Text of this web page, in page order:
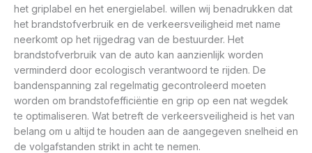
het griplabel en het energielabel. willen wij benadrukken dat
het brandstofverbruik en de verkeersveiligheid met name
neerkomt op het rijgedrag van de bestuurder. Het
brandstofverbruik van de auto kan aanzienlijk worden
verminderd door ecologisch verantwoord te rijden. De
bandenspanning zal regelmatig gecontroleerd moeten
worden om brandstofefficiëntie en grip op een nat wegdek
te optimaliseren. Wat betreft de verkeersveiligheid is het van
belang om u altijd te houden aan de aangegeven snelheid en
de volgafstanden strikt in acht te nemen.